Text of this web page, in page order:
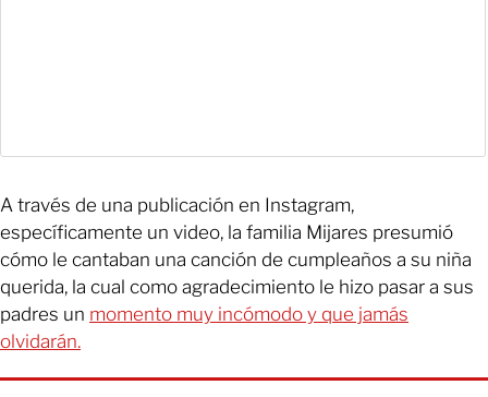
A través de una publicación en Instagram,
específicamente un video, la familia Mijares presumió
cómo le cantaban una canción de cumpleaños a su niña
querida, la cual como agradecimiento le hizo pasar a sus
padres un momento muy incómodo y que jamás
olvidarán.